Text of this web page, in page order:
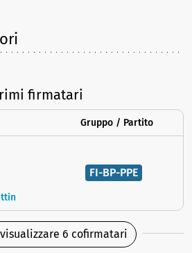
firmatari
Gruppo / Partito
FI-BP-PPE
6 cofirmatari